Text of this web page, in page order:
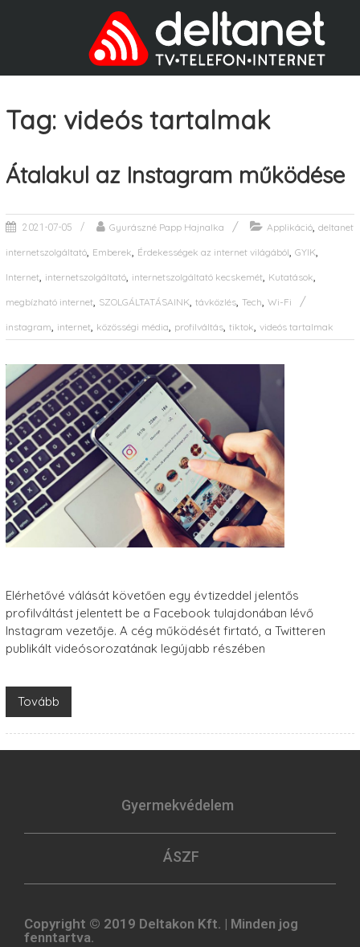
Tag: videós tartalmak
Átalakul az Instagram működése
2021-07-05 Gyurászné Papp Hajnalka Applikáció, deltanet
internetszolgáltató, Emberek, Érdekességek az internet világából, GYIK,
Internet, internetszolgáltató, internetszolgáltató kecskemét, Kutatások,
megbízható internet, SZOLGÁLTATÁSAINK, távközlés, Tech, Wi-Fi
instagram, internet, közösségi média, profilváltás, tiktok, videós tartalmak
Elérhetővé válását követően egy évtizeddel jelentős
profilváltást jelentett be a Facebook tulajdonában lévő
Instagram vezetője. A cég működését firtató, a Twitteren
publikált videósorozatának legújabb részében
Tovább
Gyermekvédelem
ÁSZF
Copyright © 2019 Deltakon Kft. | Minden jog
fenntartva.​